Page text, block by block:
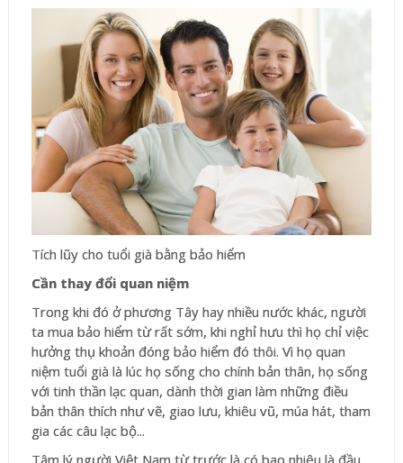
Tích lũy cho tuổi già bằng bảo hiểm
Cần thay đổi quan niệm
Trong khi đó ở phương Tây hay nhiều nước khác, người
ta mua bảo hiểm từ rất sớm, khi nghỉ hưu thì họ chỉ việc
hưởng thụ khoản đóng bảo hiểm đó thôi. Vì họ quan
niệm tuổi già là lúc họ sống cho chính bản thân, họ sống
với tinh thần lạc quan, dành thời gian làm những điều
bản thân thích như vẽ, giao lưu, khiêu vũ, múa hát, tham
gia các câu lạc bộ...